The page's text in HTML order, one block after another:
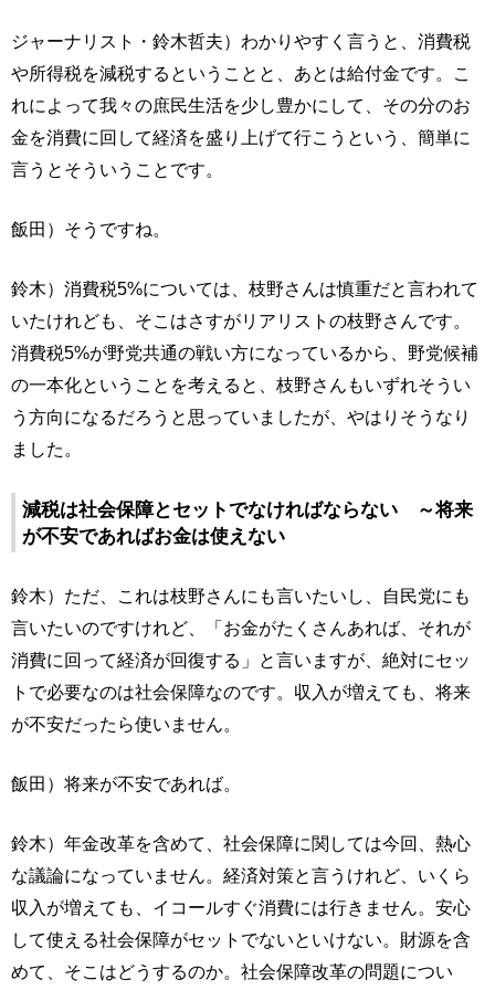
ジャーナリスト・鈴木哲夫）わかりやすく言うと、消費税
や所得税を減税するということと、あとは給付金です。こ
れによって我々の庶民生活を少し豊かにして、その分のお
金を消費に回して経済を盛り上げて行こうという、簡単に
言うとそういうことです。
飯田）そうですね。
鈴木）消費税5%については、枝野さんは慎重だと言われて
いたけれども、そこはさすがリアリストの枝野さんです。
消費税5%が野党共通の戦い方になっているから、野党候補
の一本化ということを考えると、枝野さんもいずれそうい
う方向になるだろうと思っていましたが、やはりそうなり
ました。
減税は社会保障とセットでなければならない ～将来
が不安であればお金は使えない
鈴木）ただ、これは枝野さんにも言いたいし、自民党にも
言いたいのですけれど、「お金がたくさんあれば、それが
消費に回って経済が回復する」と言いますが、絶対にセッ
トで必要なのは社会保障なのです。収入が増えても、将来
が不安だったら使いません。
飯田）将来が不安であれば。
鈴木）年金改革を含めて、社会保障に関しては今回、熱心
な議論になっていません。経済対策と言うけれど、いくら
収入が増えても、イコールすぐ消費には行きません。安心
して使える社会保障がセットでないといけない。財源を含
めて、そこはどうするのか。社会保障改革の問題につい